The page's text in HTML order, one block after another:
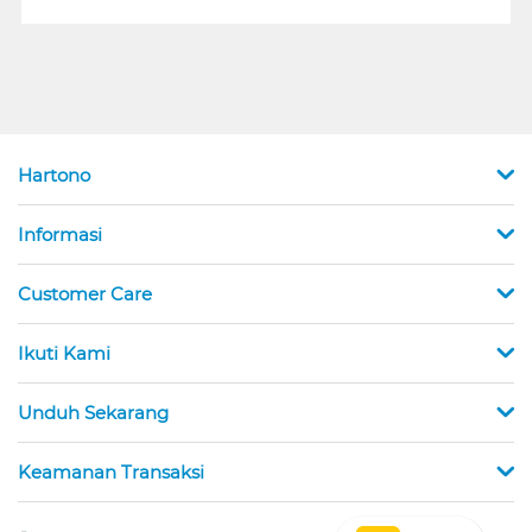
Hartono
Informasi
Customer Care
Ikuti Kami
Unduh Sekarang
Keamanan Transaksi